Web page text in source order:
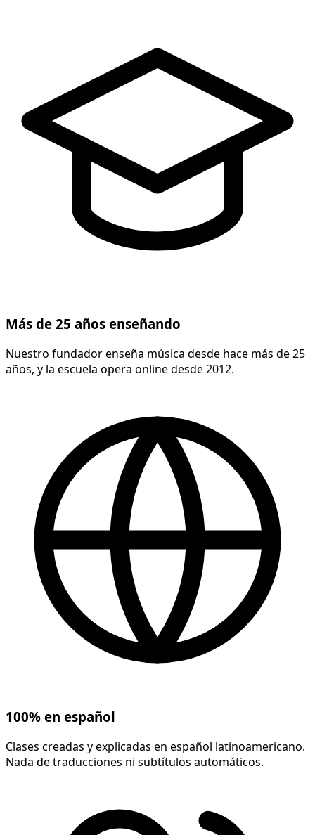
Más de 25 años enseñando
Nuestro fundador enseña música desde hace más de 25
años, y la escuela opera online desde 2012.
100% en español
Clases creadas y explicadas en español latinoamericano.
Nada de traducciones ni subtítulos automáticos.